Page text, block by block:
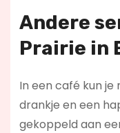
Andere
Prairie in
In een café kun
drankje en een
gekoppeld aan